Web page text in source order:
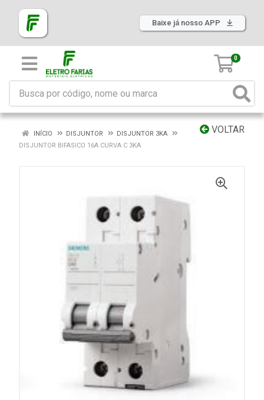
Baixe já nosso APP
0
VOLTAR
INÍCIO DISJUNTOR
DISJUNTOR 3KA
DISJUNTOR BIFASICO 16A CURVA C 3KA